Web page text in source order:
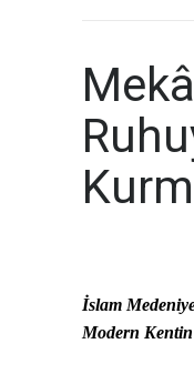
İslam
Modern